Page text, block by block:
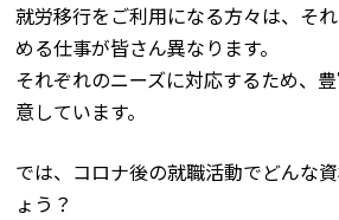
就労移行をご利用になる方々は、そ
める仕事が皆さん異なります。
それぞれのニーズに対応するため、
意しています。
では、コロナ後の就職活動でどんな
ょう？